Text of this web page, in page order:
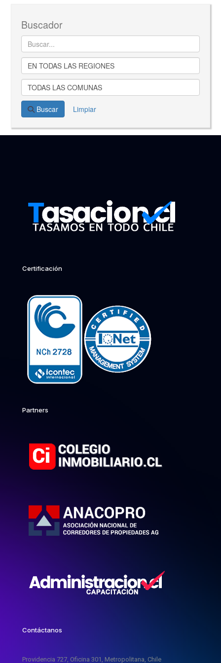
Buscador
Buscar Limpiar
Certificación
Partners
Contáctanos
Providencia 727, Oficina 301, Metropolitana, Chile